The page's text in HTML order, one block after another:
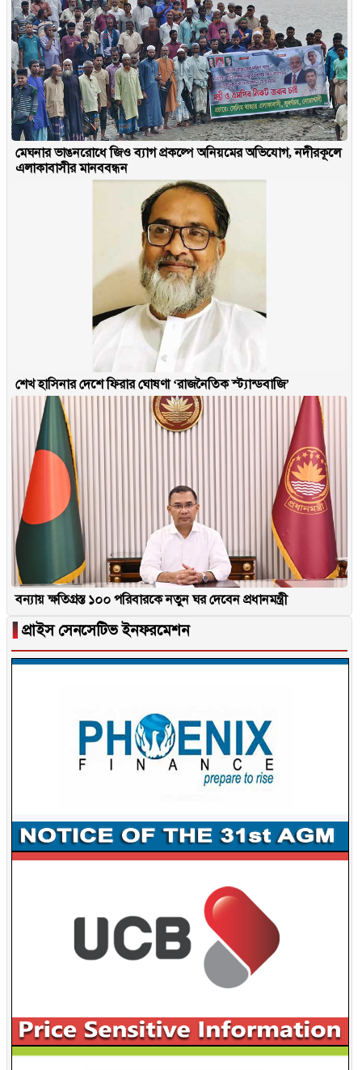
মেঘনার ভাঙনরোধে জিও ব্যাগ প্রকল্পে অনিয়মের অভিযোগ, নদীরকূলে
এলাকাবাসীর মানববন্ধন
শেখ হাসিনার দেশে ফিরার ঘোষণা ‘রাজনৈতিক স্ট্যান্ডবাজি’
বন্যায় ক্ষতিগ্রস্ত ১০০ পরিবারকে নতুন ঘর দেবেন প্রধানমন্ত্রী
▐ প্রাইস সেনসেটিভ ইনফরমেশন